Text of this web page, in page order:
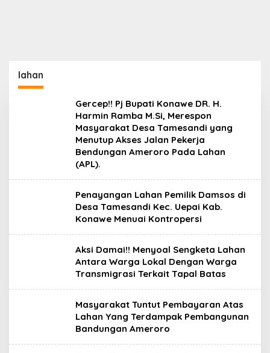
lahan
Gercep!! Pj Bupati Konawe DR. H.
Harmin Ramba M.Si, Merespon
Masyarakat Desa Tamesandi yang
Menutup Akses Jalan Pekerja
Bendungan Ameroro Pada Lahan
(APL).
Penayangan Lahan Pemilik Damsos di
Desa Tamesandi Kec. Uepai Kab.
Konawe Menuai Kontropersi
Aksi Damai!! Menyoal Sengketa Lahan
Antara Warga Lokal Dengan Warga
Transmigrasi Terkait Tapal Batas
Masyarakat Tuntut Pembayaran Atas
Lahan Yang Terdampak Pembangunan
Bandungan Ameroro